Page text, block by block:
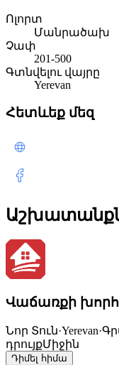
Ոլորտ
Մանրածախ
Չափ
201-500
Գտնվելու վայրը
Yerevan
Հետևեք մեզ
Վաճառքի
Նոր Տուն·Yerevan·
դրույքՄիջին
Դիմել հիմա